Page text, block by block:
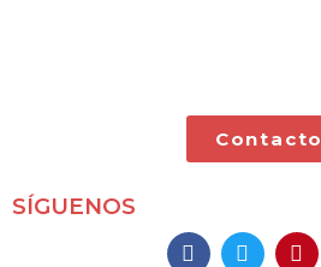
Contacto
SÍGUENOS